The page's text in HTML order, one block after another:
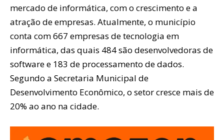
mercado de informática, com o crescimento e a
atração de empresas. Atualmente, o município
conta com 667 empresas de tecnologia em
informática, das quais 484 são desenvolvedoras de
software e 183 de processamento de dados.
Segundo a Secretaria Municipal de
Desenvolvimento Econômico, o setor cresce mais de
20% ao ano na cidade.